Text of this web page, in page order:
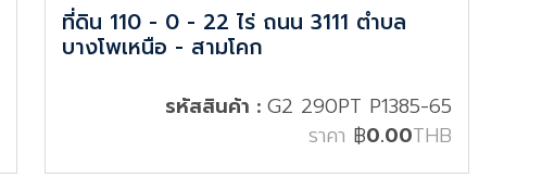
ที่ดิน 110 - 0 - 22 ไร่ ถนน 3111 ตำบล
บางโพเหนือ - สามโคก
รหัสสินค้า : G2 290PT P1385-65
ราคา ฿0.00THB